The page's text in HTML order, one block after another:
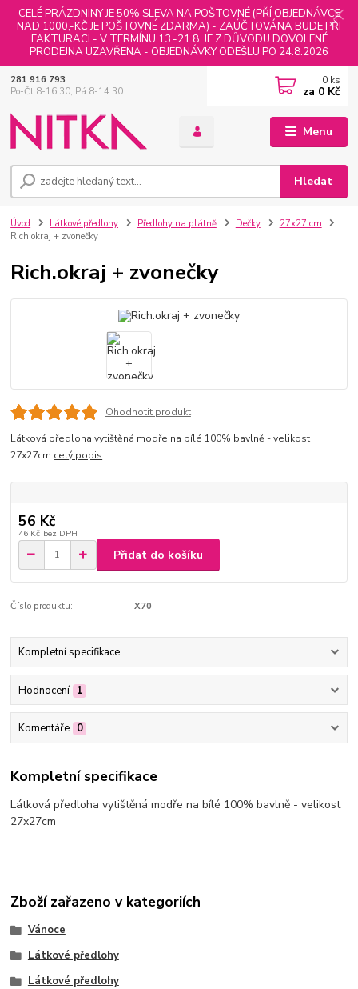
CELÉ PRÁZDNINY JE 50% SLEVA NA POŠTOVNÉ (PŘÍ OBJEDNÁVCE
NAD 1000,-KČ JE POŠTOVNÉ ZDARMA) - ZAÚČTOVÁNA BUDE PŘI
FAKTURACI - V TERMÍNU 13.-21.8. JE Z DŮVODU DOVOLENÉ
PRODEJNA UZAVŘENA - OBJEDNÁVKY ODEŠLU PO 24.8.2026
Menu
Hledat
281 916 793
Po-Čt 8-16:30, Pá 8-14:30
0 ks
za 0 Kč
Úvod Látkové předlohy Předlohy na plátně Dečky
27x27 cm
Rich.okraj + zvonečky
Rich.okraj + zvonečky
Ohodnotit produkt
Látková předloha vytištěná modře na bílé 100% bavlně - velikost
27x27cm celý popis
56 Kč
46 Kč bez DPH
Přidat do košíku
Číslo produktu: X70
Kompletní specifikace
Hodnocení 1
Komentáře 0
Kompletní specifikace
Látková předloha vytištěná modře na bílé 100% bavlně - velikost
27x27cm
Zboží zařazeno v kategoriích
Vánoce
Látkové předlohy
Látkové předlohy